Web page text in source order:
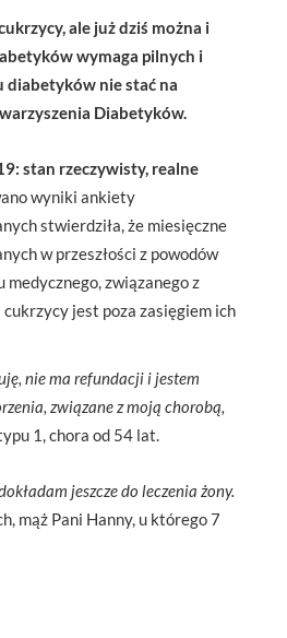
ale już dziś można i
wymaga pilnych i
diabetyków nie stać na
Diabetyków.
stan rzeczywisty, realne
wyniki ankiety
stwierdziła, że miesięczne
w przeszłości z powodów
medycznego, związanego z
jest poza zasięgiem ich
nie ma refundacji i jestem
związane z moją chorobą,
1, chora od 54 lat.
jeszcze do leczenia żony.
mąż Pani Hanny, u którego 7